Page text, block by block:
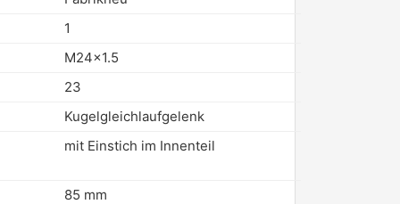
1
M24x1.5
23
Kugelgleichlaufgelenk
mit Einstich im Innenteil
85 mm